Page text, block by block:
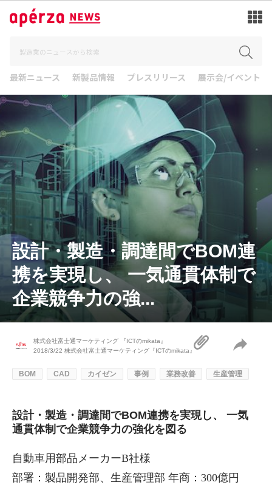
最新ニュース 新製品情報 プレスリリース 展示会/イベント
設計・製造・調達間でBOM連
携を実現し、 一気通貫体制で
企業競争力の強...
株式会社富士通マーケティング 『ICTのmikata』
2018/3/22 株式会社富士通マーケティング『ICTのmikata』
BOM CAD カイゼン 事例 業務改善 生産管理
設計・製造・調達間でBOM連携を実現し、 一気
通貫体制で企業競争力の強化を図る
自動車用部品メーカーB社様
部署：製品開発部、生産管理部 年商：300億円